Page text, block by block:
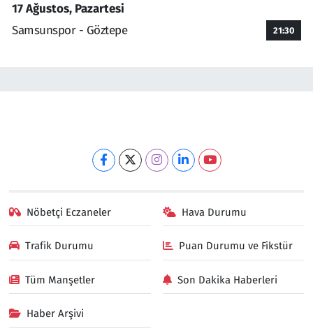
17 Ağustos, Pazartesi
Samsunspor - Göztepe
21:30
Nöbetçi Eczaneler Hava Durumu
Trafik Durumu Puan Durumu ve Fikstür
Tüm Manşetler Son Dakika Haberleri
Haber Arşivi